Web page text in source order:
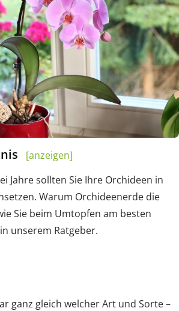
[anzeigen]
Jahre sollten Sie Ihre Orchideen in
Warum Orchideenerde die
Sie beim Umtopfen am besten
unserem Ratgeber.
ganz gleich welcher Art und Sorte –